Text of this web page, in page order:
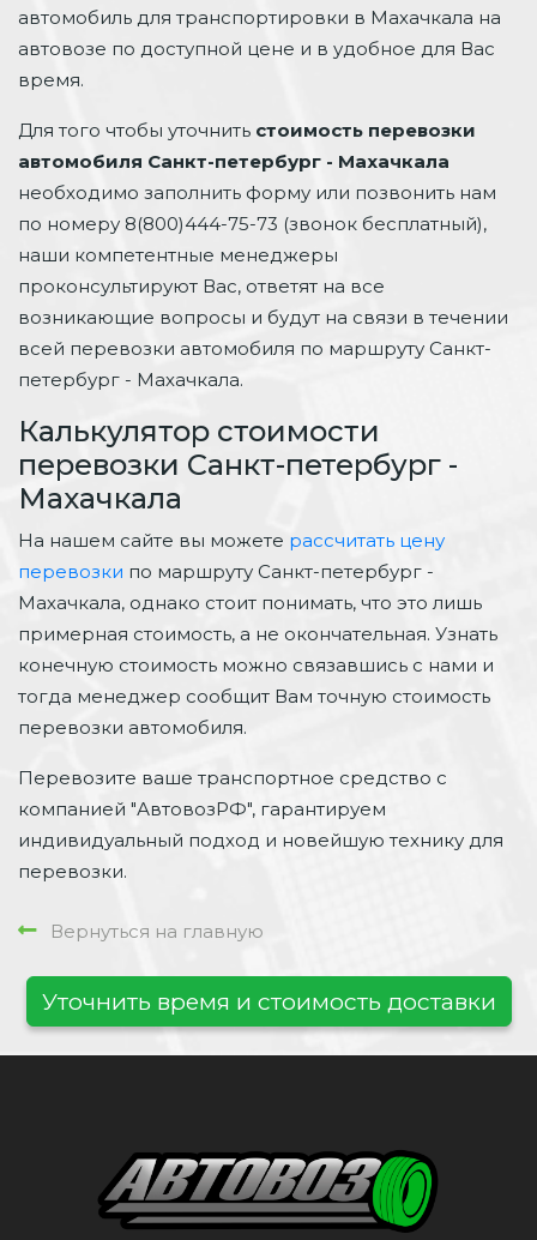
автомобиль для транспортировки в Махачкала на
автовозе по доступной цене и в удобное для Вас
время.
Для того чтобы уточнить стоимость перевозки
автомобиля Санкт-петербург - Махачкала
необходимо заполнить форму или позвонить нам
по номеру 8(800)444-75-73 (звонок бесплатный),
наши компетентные менеджеры
проконсультируют Вас, ответят на все
возникающие вопросы и будут на связи в течении
всей перевозки автомобиля по маршруту Санкт-
петербург - Махачкала.
Калькулятор стоимости
перевозки Санкт-петербург -
Махачкала
На нашем сайте вы можете рассчитать цену
перевозки по маршруту Санкт-петербург -
Махачкала, однако стоит понимать, что это лишь
примерная стоимость, а не окончательная. Узнать
конечную стоимость можно связавшись с нами и
тогда менеджер сообщит Вам точную стоимость
перевозки автомобиля.
Перевозите ваше транспортное средство с
компанией "АвтовозРФ", гарантируем
индивидуальный подход и новейшую технику для
перевозки.
Вернуться на главную
Уточнить время и стоимость доставки